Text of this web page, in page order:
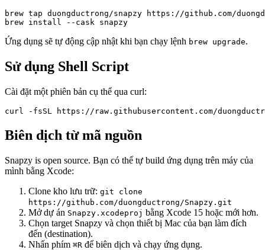
brew tap duongductrong/snapzy https://github.com/
Ứng dụng sẽ tự động cập nhật khi bạn chạy lệnh brew upgrade.
Sử dụng Shell Script
Cài đặt một phiên bản cụ thể qua curl:
Biên dịch từ mã nguồn
Snapzy is open source. Bạn có thể tự build ứng dụng trên máy của
mình bằng Xcode:
Clone kho lưu trữ: git clone
https://github.com/duongductrong/Snapzy.git
Mở dự án Snapzy.xcodeproj bằng Xcode 15 hoặc mới hơn.
Chọn target Snapzy và chọn thiết bị Mac của bạn làm đích
đến (destination).
Nhấn phím ⌘R để biên dịch và chạy ứng dụng.